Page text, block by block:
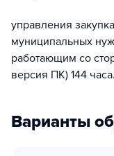
управления
муниципальных
работающим со
версия ПК) 144 часа.
Варианты